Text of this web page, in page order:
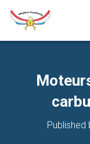
Published